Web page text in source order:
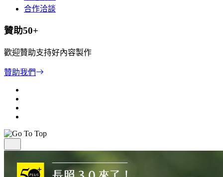
合作洽談
贊助50+
歡迎贊助支持好內容製作
贊助我們